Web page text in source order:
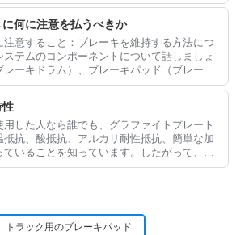
何に注意を払うべきか
意すること：ブレーキを維持する方法につ
テムのコンポーネントについて話しましょ
レーキドラム）、ブレーキパッド（ブレーキ
パー、ブレーキポンプ、oで構成されていま
性
した人なら誰でも、グラファイトプレート
抗、酸抵抗、アルカリ耐性抵抗、簡単な加
いることを知っています。したがって、そ
います
トラック用のブレーキパッド